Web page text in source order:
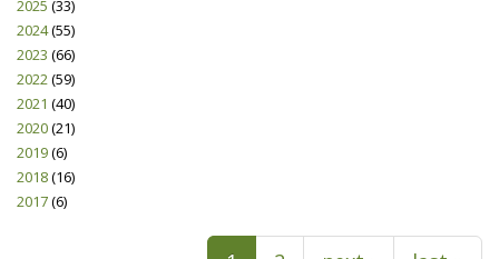
2025 (33)
2024(55)
2023 (66)
2022(59)
2021 (40)
2020(21)
2019(6)
2018(16)
2017(6)